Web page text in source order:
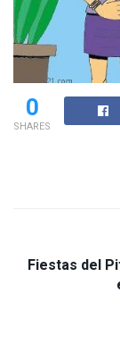
0
SHARES
Fiestas del